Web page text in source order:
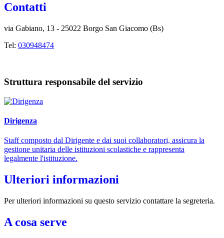
Contatti
via Gabiano, 13 - 25022 Borgo San Giacomo (Bs)
Tel: 030948474
Struttura responsabile del servizio
Dirigenza
Staff composto dal Dirigente e dai suoi collaboratori, assicura la
gestione unitaria delle istituzioni scolastiche e rappresenta
legalmente l'istituzione.
Ulteriori informazioni
Per ulteriori informazioni su questo servizio contattare la segreteria.
A cosa serve